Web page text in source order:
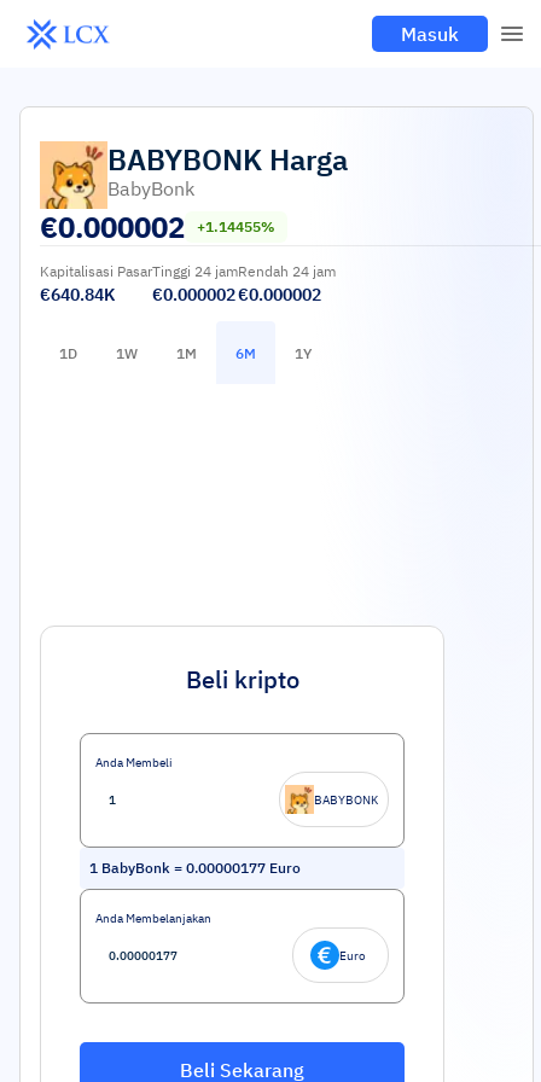
Masuk
BABYBONK Harga
BabyBonk
€0.000002 +1.14455%
Kapitalisasi Pasar
€640.84K
Tinggi 24 jam
€0.000002
Rendah 24 jam
€0.000002
1D 1W 1M 6M 1Y
Beli kripto
Anda Membeli
BABYBONK
1 BabyBonk = 0.00000177 Euro
Anda Membelanjakan
Euro
Beli Sekarang